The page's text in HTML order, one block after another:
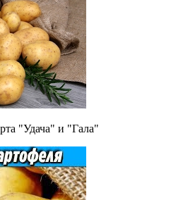
"Удача" и "Гала"